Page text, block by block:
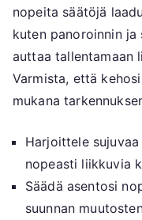
nopeita säätöjä
kuten panoroinnin ja
auttaa tallentamaan
Varmista, että
mukana
Harjoittele
nopeasti liikkuvia
Säädä asentosi
suunnan